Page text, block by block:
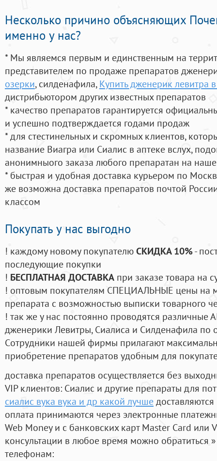
Несколько причино объясняющих
именно у нас?
* Мы являемся первым и единственным на
представителем по продаже препаратов
озерки, силденафила, Купить дженерик левитра
дистрибьютором других известных препаратов
* качество препаратов гарантируется
и успешно подтверждается годами продаж
* для стестинельных и скромных клиентов,
название Виагра или Сиалис в аптеке вслух,
анонимныого заказа любого препаратан на
* быстрая и удобная доставка курьером по
же возможна доставка препаратов почтой
классом
Покупать у нас выгодно
! каждому новому покупателюСКИДКА 10%-
последующие покупки
! БЕСПЛАТНАЯ ДОСТАВКА при заказе товара на
! оптовым покупателям СПЕЦИАЛЬНЫЕ цены на
препарата с возможностью выписки товарного
! так же у нас постоянно проводятся
дженерики Левитры, Сиалиса и Силденафила по
Cотрудники нашей фирмы прилагают
приобретение препаратов удобным для
доставка препаратов осуществляется без
VIP клиентов: Сиалис и другие препараты для
сиалис вука вука и др какой лучшедоставляются
оплата принимаются через электронные
Web Money и с банковских карт Master Card или
консультации в любое время можно обратиться
телефонам: